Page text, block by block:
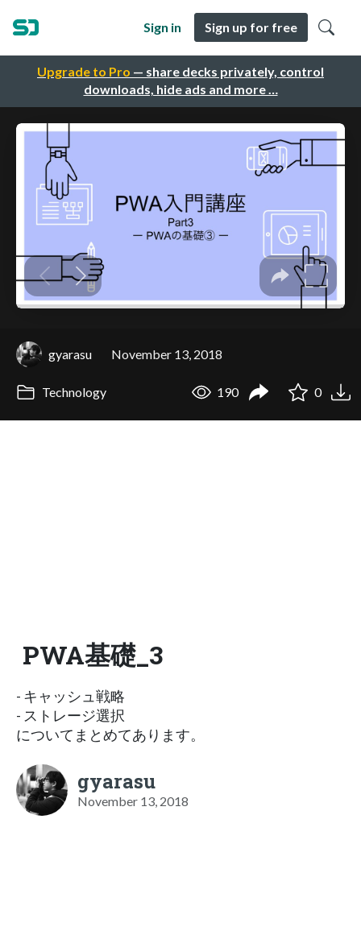
Upgrade to Pro — share decks privately, control
downloads, hide ads and more …
Sign in Sign up for free
gyarasu November 13, 2018
Technology 190 0
PWA基礎_3
- キャッシュ戦略
- ストレージ選択
についてまとめてあります。
gyarasu
November 13, 2018